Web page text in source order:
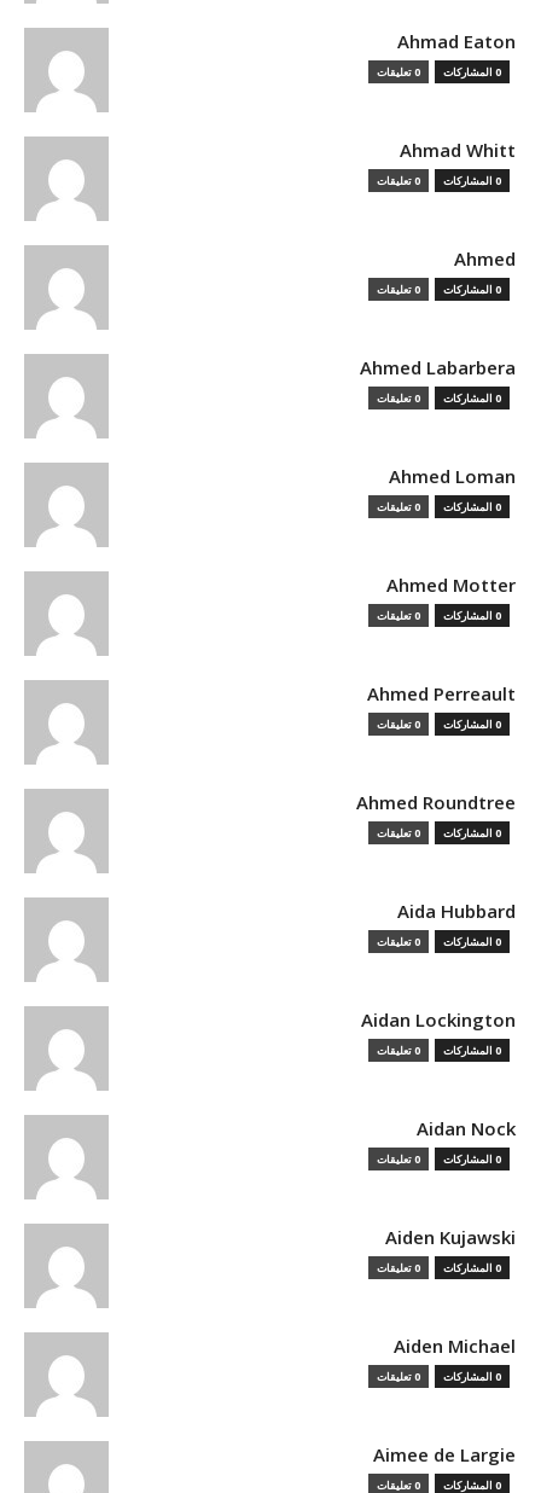
Ahmad Eaton
0 المشاركات 0 تعليقات
Ahmad Whitt
0 المشاركات 0 تعليقات
Ahmed
0 المشاركات 0 تعليقات
Ahmed Labarbera
0 المشاركات 0 تعليقات
Ahmed Loman
0 المشاركات 0 تعليقات
Ahmed Motter
0 المشاركات 0 تعليقات
Ahmed Perreault
0 المشاركات 0 تعليقات
Ahmed Roundtree
0 المشاركات 0 تعليقات
Aida Hubbard
0 المشاركات 0 تعليقات
Aidan Lockington
0 المشاركات 0 تعليقات
Aidan Nock
0 المشاركات 0 تعليقات
Aiden Kujawski
0 المشاركات 0 تعليقات
Aiden Michael
0 المشاركات 0 تعليقات
Aimee de Largie
0 المشاركات 0 تعليقات